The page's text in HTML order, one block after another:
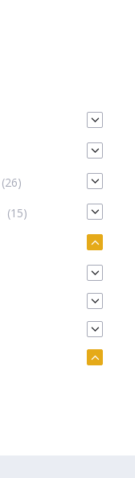
(26)
(15)